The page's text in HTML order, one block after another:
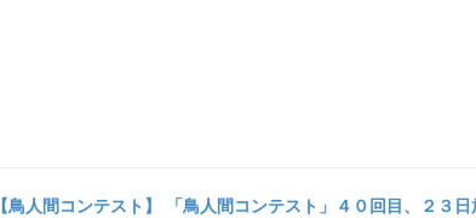
【鳥人間コンテスト】 「鳥人間コンテスト」４０回目、２３